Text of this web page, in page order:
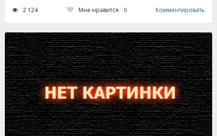
2 124 Мне нравится 0 Комментировать